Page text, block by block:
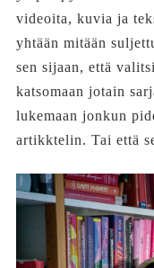
videoita, kuvia ja
yhtään mitään
sen sijaan, että
katsomaan jotain
lukemaan jonkun
artikktelin. Tai että